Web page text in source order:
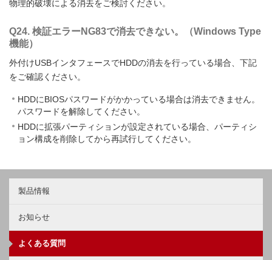
物理的破壊による消去をご検討ください。
Q24. 検証エラーNG83で消去できない。（Windows Type
機能）
外付けUSBインタフェースでHDDの消去を行っている場合、下記
をご確認ください。
HDDにBIOSパスワードがかかっている場合は消去できません。
パスワードを解除してください。
HDDに拡張パーティションが設定されている場合、パーティシ
ョン構成を削除してから再試行してください。
製品情報
お知らせ
よくある質問